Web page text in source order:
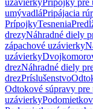
uzávierkyPrípojky pre
umývadláPripájacia
PrípojkyTesnenia
drezyNáhradné diely
zápachové uzávierky
uzávierky
drezNáhradné diely
drezPríslušenstvo
Odtokové súpravy pre
uzávierky